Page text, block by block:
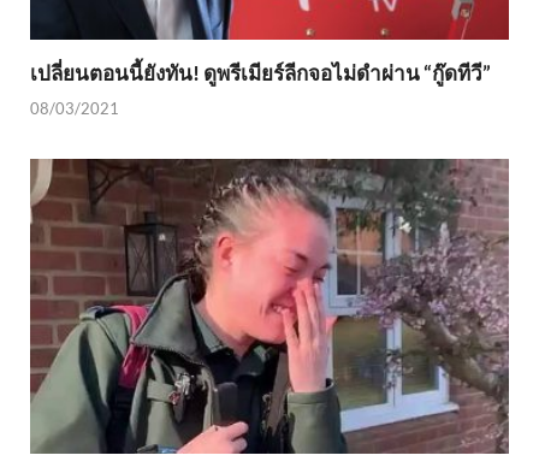
เปลี่ยนตอนนี้ยังทัน! ดูพรีเมียร์ลีกจอไม่ดำผ่าน “กู๊ดทีวี”
08/03/2021